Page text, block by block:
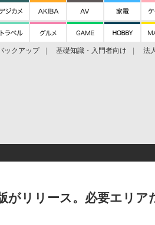
ックアップ 基礎知識・入門者向け 法
がリリース。必要エリア